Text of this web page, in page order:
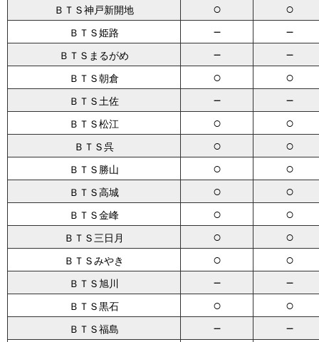
ＢＴＳ神戸新開地 ○ ○
ＢＴＳ姫路 － －
ＢＴＳまるがめ － －
ＢＴＳ朝倉 ○ ○
ＢＴＳ土佐 － －
ＢＴＳ松江 ○ ○
ＢＴＳ呉 ○ ○
ＢＴＳ勝山 ○ ○
ＢＴＳ高城 ○ ○
ＢＴＳ金峰 ○ ○
ＢＴＳ三日月 ○ ○
ＢＴＳみやき ○ ○
ＢＴＳ旭川 － －
ＢＴＳ黒石 ○ ○
ＢＴＳ福島 － －